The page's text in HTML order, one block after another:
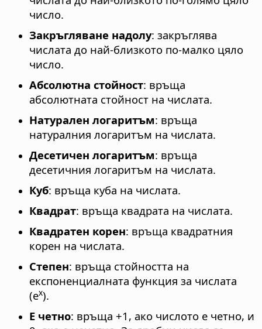
число.
Закръгляване надолу: закръглява
числата до най-близкото по-малко цяло
число.
Абсолютна стойност: връща
абсолютната стойност на числата.
Натурален логаритъм: връща
натуралния логаритъм на числата.
Десетичен логаритъм: връща
десетичния логаритъм на числата.
Куб: връща куба на числата.
Квадрат: връща квадрата на числата.
Квадратен корен: връща квадратния
корен на числата.
Степен: връща стойността на
експоненциалната функция за числата
(ex).
Е четно: връща +1, ако числото е четно, и